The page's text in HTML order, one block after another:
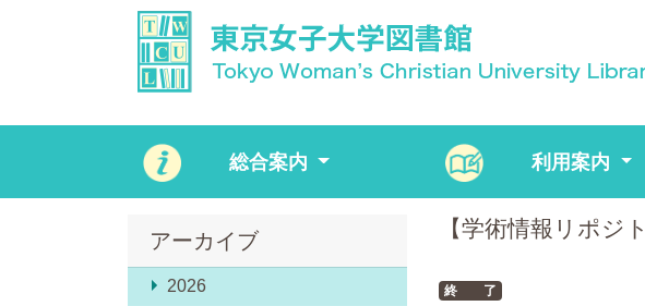
総合案内 利用案内
アーカイブ
2026
【学術情報リポジ
終 了